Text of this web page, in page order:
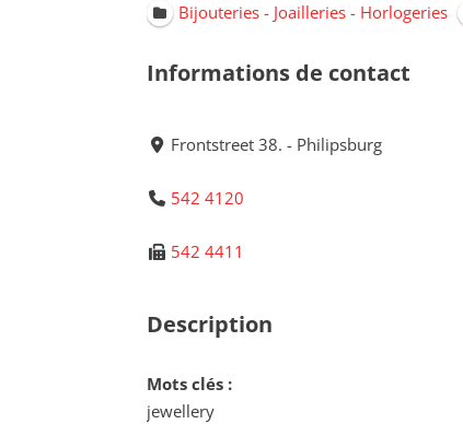
Bijouteries - Joailleries - Horlogeries
Informations de contact
Frontstreet 38. - Philipsburg
542 4120
542 4411
Description
Mots clés :
jewellery